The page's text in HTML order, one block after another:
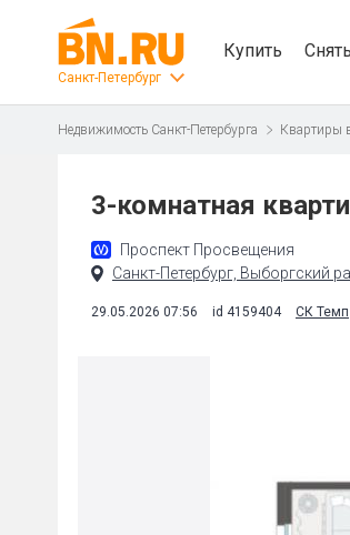
Санкт-Петербург
Купить Снять
Недвижимость Санкт-Петербурга Квартиры
3-комнатная
Проспект Просвещения
Санкт-Петербург, Выборгский
29.05.2026 07:56 id 4159404 СК Темп